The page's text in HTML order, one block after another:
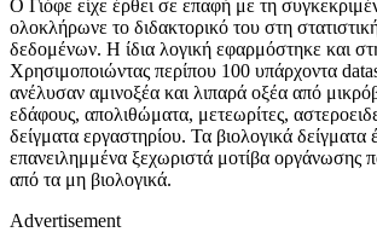
Ο Γιόφε είχε έρθει σε επαφή με τη
ολοκλήρωνε το διδακτορικό του στη
δεδομένων. Η ίδια λογική εφαρμόστηκε και
Χρησιμοποιώντας περίπου 100 υπάρχοντα
ανέλυσαν αμινοξέα και λιπαρά οξέα από
εδάφους, απολιθώματα, μετεωρίτες,
δείγματα εργαστηρίου. Τα βιολογικά δείγματα
επανειλημμένα ξεχωριστά μοτίβα οργάνωσης
από τα μη βιολογικά.
Advertisement